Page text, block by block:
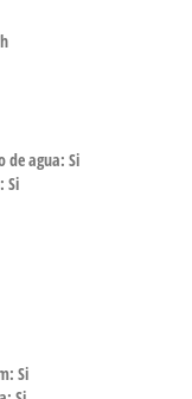
de agua: Si
Si
Si